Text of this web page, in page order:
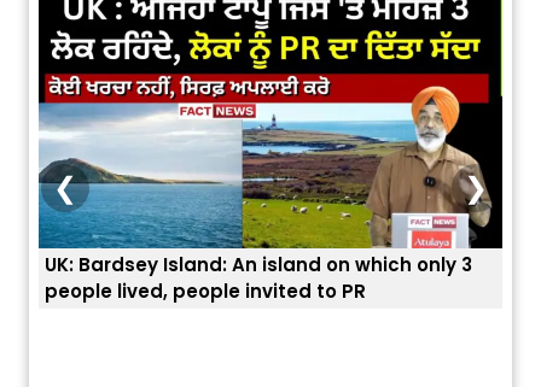
UK: Bardsey Island: An island on which only 3
people lived, people invited to PR
❮ ❯